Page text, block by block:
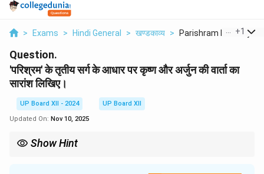
> Exams > Hindi General > खण्डकाव्य > Parishram Ke Tritiya...
+1
Question.
'परिश्रम' के तृतीय सर्ग के आधार पर कृष्ण और अर्जुन की वार्ता का
सारांश लिखिए।
UP Board XII - 2024
UP Board XII
Updated On: Nov 10, 2025
Show Hint